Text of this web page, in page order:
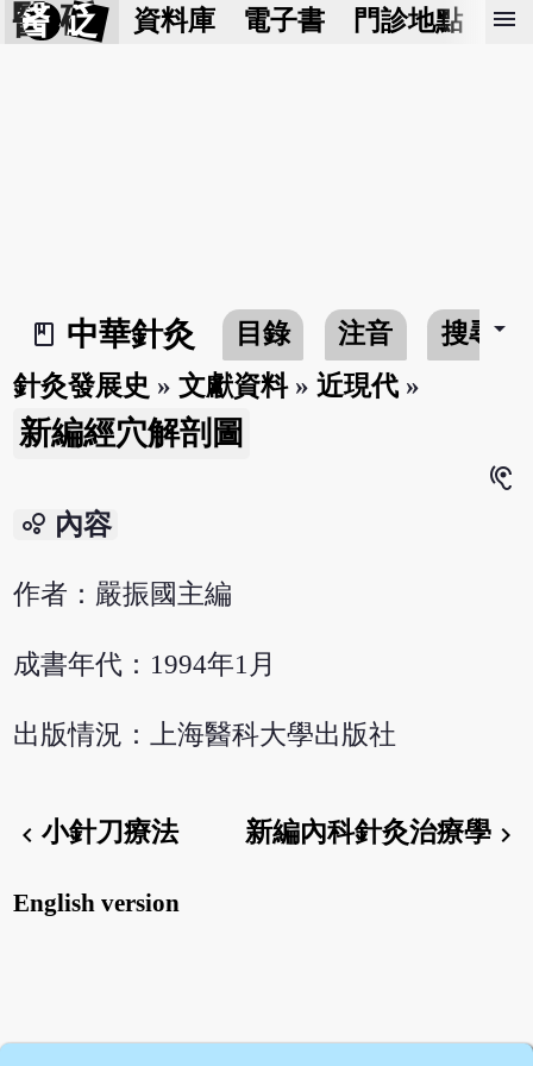
醫 砭 資料庫 電子書 門診地點 預
menu
book_2
中華針灸 目錄 注音 搜尋arrow_drop_down
針灸發展史 »文獻資料»近現代 »
新編經穴解剖圖
hearing
bubble_chart 內容
作者：嚴振國主編
成書年代：1994年1月
出版情況：上海醫科大學出版社
chevron_left小針刀療法 新編內科針灸治療學chevron_right
English version